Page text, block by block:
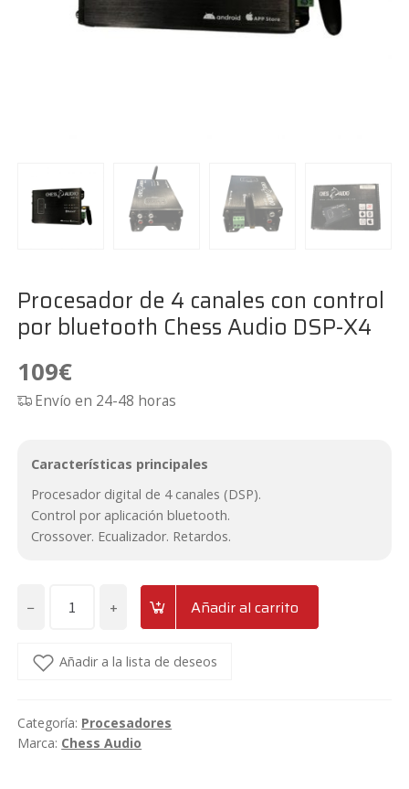
Procesador de 4 canales con control
por bluetooth Chess Audio DSP-X4
109€
Envío en 24-48 horas
Características principales
Procesador digital de 4 canales (DSP).
Control por aplicación bluetooth.
Crossover. Ecualizador. Retardos.
−
Procesador
control
por
+ Añadir al carrito
Añadir a la lista de deseos
Categoría: Procesadores
Marca: Chess Audio